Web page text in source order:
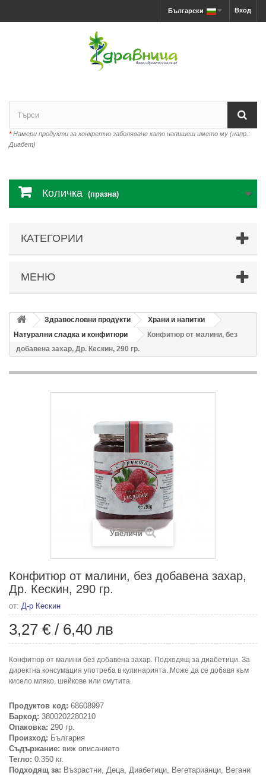
Вход
Български
*Намери продукти за конкретно заболяване като напишеш името му (напр.:
Диабет)
Количка (празна)
КАТЕГОРИИ
МЕНЮ
Здравословни продукти
Храни и напитки
Натурални сладка и конфитюри
Конфитюр от малини, без
добавена захар, Др. Кескин, 290 гр.
Увеличи
Конфитюр от малини, без добавена захар,
Др. Кескин, 290 гр.
от: Д-р Кескин
3,27 € / 6,40 лв
Конфитюр от малини без добавена захар. Подходящ за диабетици. За
директна консумация употреба в кулинарията. Може да се добавя към
кисело мляко, шейкове или смутита.
Продуктов код: 68608997
Баркод: 3800202280210
Опаковка: 290 гр.
Произход: България
Съдържание: виж описанието
Тегло: 0.350 кг.
Подходящ за: Възрастни, Деца, Диабетици, Вегетарианци, Вегани